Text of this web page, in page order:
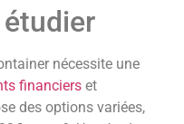
nécessite une
financiers et
des options variées,